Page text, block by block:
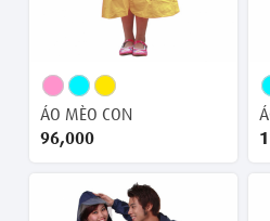
ÁO MÈO CON
96,000 ₫